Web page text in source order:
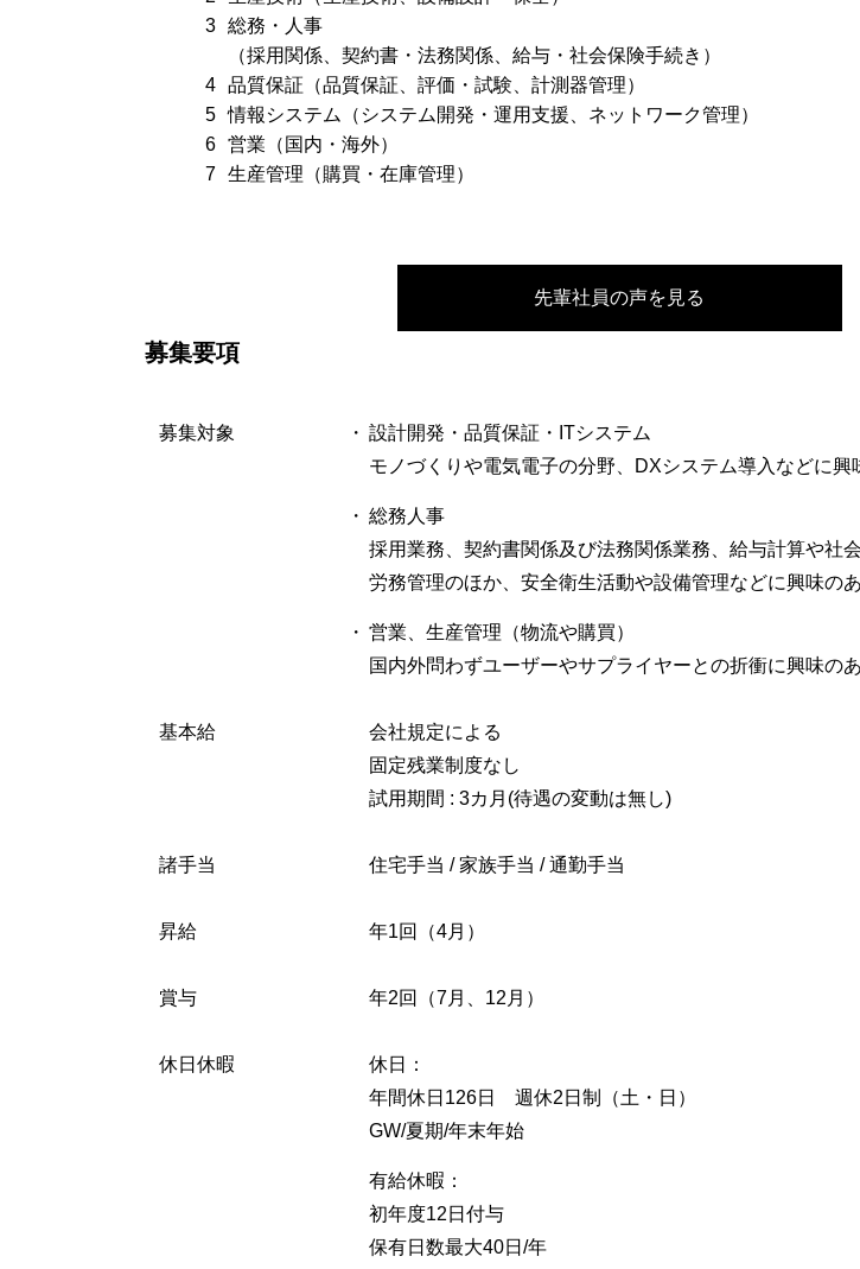
総務・人事
（採用関係、契約書・法務関係、給与・社会保険手続き）
品質保証（品質保証、評価・試験、計測器管理）
情報システム（システム開発・運用支援、ネットワーク管理）
営業（国内・海外）
生産管理（購買・在庫管理）
先輩社員の声を見る
募集要項
募集対象 ・ 設計開発・品質保証・ITシステム
モノづくりや電気電子の分野、DXシステム導入などに興
・ 総務人事
採用業務、契約書関係及び法務関係業務、給与計算や社
労務管理のほか、安全衛生活動や設備管理などに興味の
・ 営業、生産管理（物流や購買）
国内外問わずユーザーやサプライヤーとの折衝に興味の
基本給
会社規定による
固定残業制度なし
試用期間 : 3カ月(待遇の変動は無し)
諸手当 住宅手当 / 家族手当 / 通勤手当
昇給 年1回（4月）
賞与 年2回（7月、12月）
休日休暇
休日：
年間休日126日 週休2日制（土・日）
GW/夏期/年末年始
有給休暇：
初年度12日付与
保有日数最大40日/年